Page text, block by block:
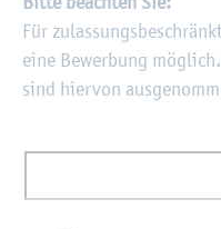
Für
eine Be­wer­bung
sind hier­von